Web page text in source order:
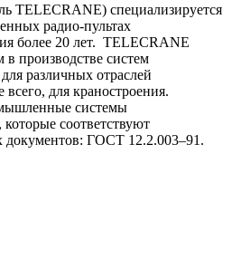
TELECRANE) специализируется
радио-пультах
более 20 лет. TELECRANE
производстве систем
различных отраслей
для краностроения.
системы
соответствуют
документов: ГОСТ 12.2.003–91.